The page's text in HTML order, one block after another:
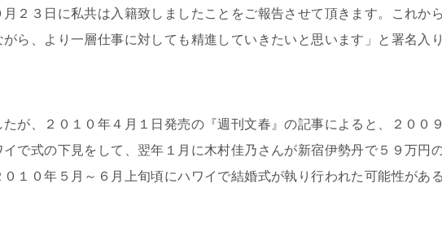
月２３日に私共は入籍致しましたことをご報告させて頂きます。これか
ら、より一層仕事に対しても精進していきたいと思います 」と署名入
が、２０１０年４月１日発売の『週刊文春』の記事によると、２００
で式の下見をして、翌年１月に木村佳乃さんが新宿伊勢丹で５９万円
１０年５月～６月上旬頃にハワイで結婚式が執り行われた可能性があ